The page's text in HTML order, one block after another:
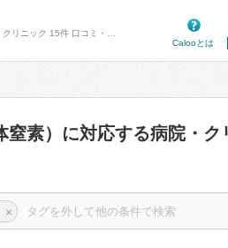
Calooとは
素）に対応する病院・ク
×